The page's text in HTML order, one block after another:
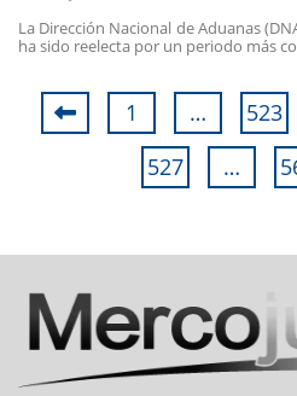
La Dirección Nacional de Aduanas
ha sido reelecta por un periodo más
1 … 523
527
…